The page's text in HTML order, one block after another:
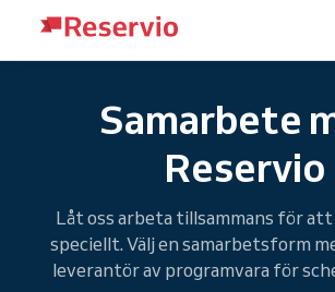
Samarbete
Reservio
Låt oss arbeta tillsammans för att
speciellt. Välj en samarbetsform
leverantör av programvara för